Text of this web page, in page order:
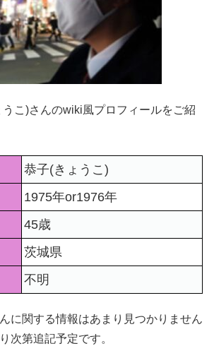
こ)さんのwiki風プロフィールをご紹
恭子(きょうこ)
1975年or1976年
45歳
茨城県
不明
に関する情報はあまり見つかりません
次第追記予定です。